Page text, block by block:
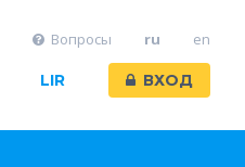
LIR ВХОД
Вопросы ru en